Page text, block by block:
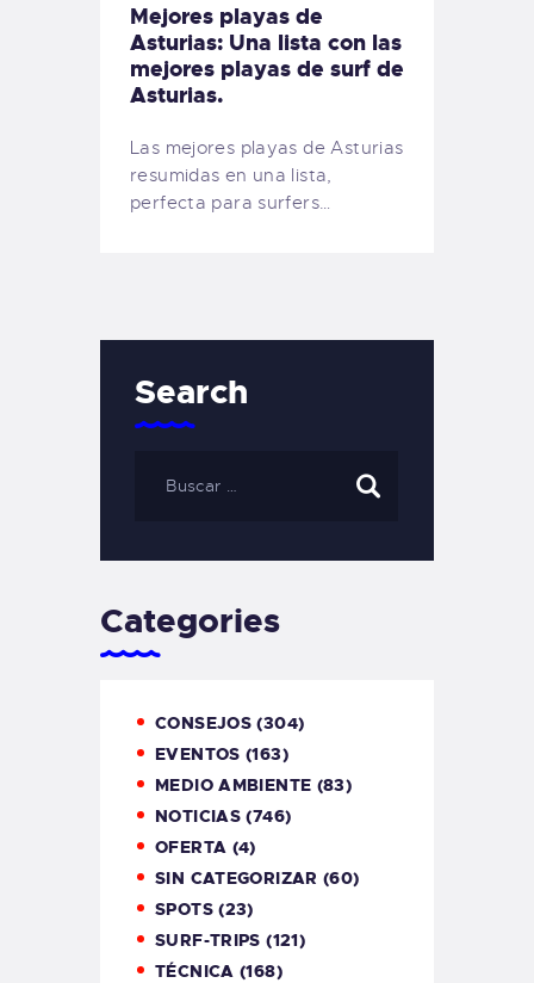
Mejores playas de
Asturias: Una lista con las
mejores playas de surf de
Asturias.
Las mejores playas de Asturias
resumidas en una lista,
perfecta para surfers…
Search
Categories
CONSEJOS (304)
EVENTOS (163)
MEDIO AMBIENTE (83)
NOTICIAS (746)
OFERTA (4)
SIN CATEGORIZAR (60)
SPOTS(23)
SURF-TRIPS (121)
TÉCNICA (168)